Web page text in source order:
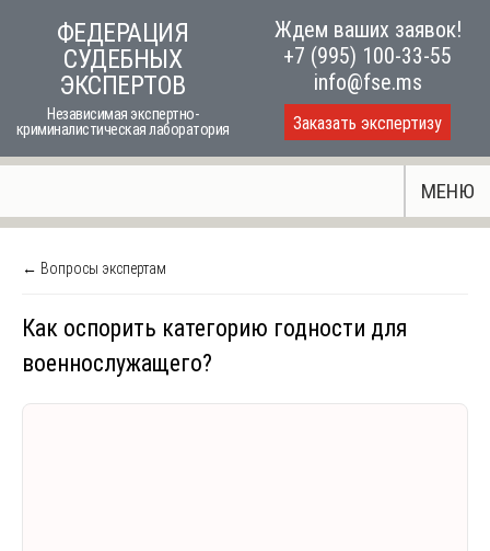
ФЕДЕРАЦИЯ
СУДЕБНЫХ
ЭКСПЕРТОВ
Независимая экспертно-
криминалистическая лаборатория
Ждем ваших заявок!
+7 (995) 100-33-55
info@fse.ms
Заказать экспертизу
МЕНЮ
← Вопросы экспертам
Как оспорить категорию годности для
военнослужащего?